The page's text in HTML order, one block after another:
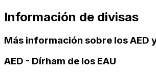
Información de divisas
Más información sobre los AED
AED - Dírham de los EAU